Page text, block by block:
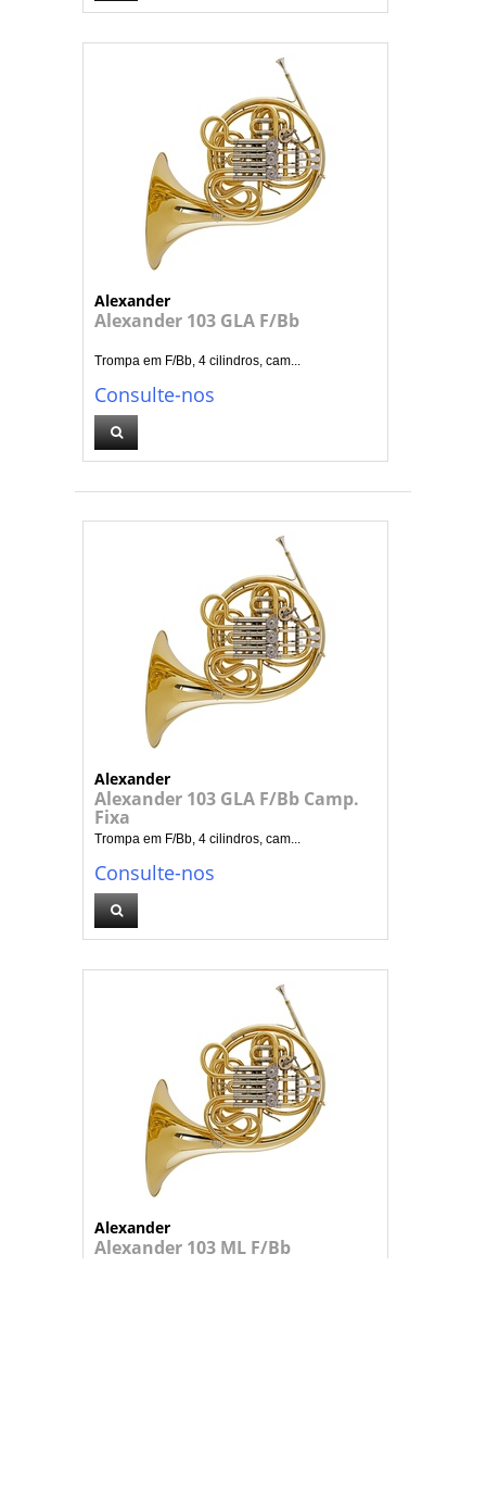
Alexander
Alexander 103 GLA F/Bb
Trompa em F/Bb, 4 cilindros, cam...
Consulte-nos
Alexander
Alexander 103 GLA F/Bb Camp.
Fixa
Trompa em F/Bb, 4 cilindros, cam...
Consulte-nos
Alexander
Alexander 103 ML F/Bb